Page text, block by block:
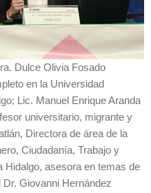
Dulce Olivia Fosado
en la Universidad
Lic. Manuel Enrique Aranda
universitario, migrante y
Directora de área de la
Ciudadanía, Trabajo y
Hidalgo, asesora en temas de
Giovanni Hernández